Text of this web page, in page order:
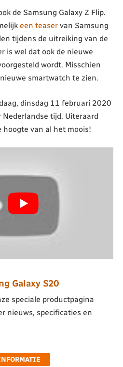
de Samsung Galaxy Z Flip.
een teaser van Samsung
tijdens de uitreiking van de
is wel dat ook de nieuwe
wordt. Misschien
smartwatch te zien.
dinsdag 11 februari 2020
tijd. Uiteraard
hoogte van al het moois!
Galaxy S20
speciale productpagina
nieuws, specificaties en